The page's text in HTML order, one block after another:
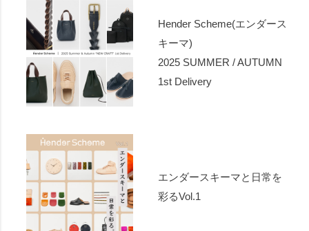
Hender Scheme(エンダース
キーマ)
2025 SUMMER / AUTUMN
1st Delivery
エンダースキーマと日常を
彩るVol.1